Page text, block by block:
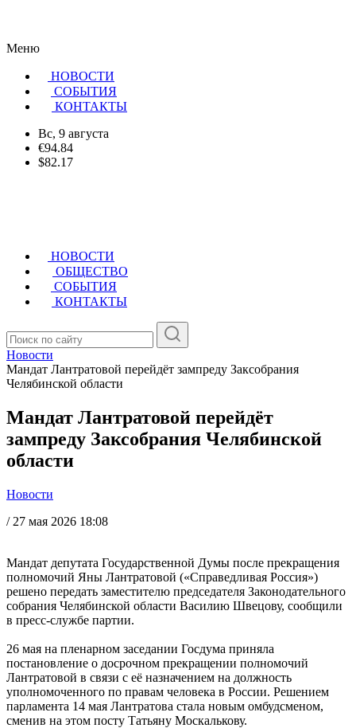
Меню
НОВОСТИ
CОБЫТИЯ
КОНТАКТЫ
Вс, 9 августа
€94.84
$82.17
НОВОСТИ
ОБЩЕСТВО
СОБЫТИЯ
КОНТАКТЫ
Новости
Мандат Лантратовой перейдёт зампреду Заксобрания
Челябинской области
Мандат Лантратовой перейдёт
зампреду Заксобрания Челябинской
области
Новости
/ 27 мая 2026 18:08
Мандат депутата Государственной Думы после прекращения
полномочий Яны Лантратовой («Справедливая Россия»)
решено передать заместителю председателя Законодательного
собрания Челябинской области Василию Швецову, сообщили
в пресс-службе партии.
26 мая на пленарном заседании Госдума приняла
постановление о досрочном прекращении полномочий
Лантратовой в связи с её назначением на должность
уполномоченного по правам человека в России. Решением
парламента 14 мая Лантратова стала новым омбудсменом,
сменив на этом посту Татьяну Москалькову.